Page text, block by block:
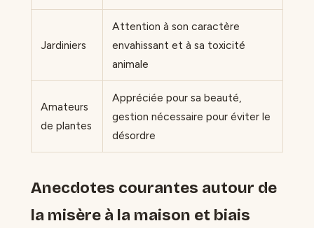
Jardiniers
Attention à son caractère
envahissant et à sa toxicité
animale
Amateurs
de plantes
Appréciée pour sa beauté,
gestion nécessaire pour éviter le
désordre
Anecdotes courantes autour de
la misère à la maison et biais